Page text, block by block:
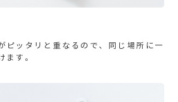
ピッタリと重なるので、同じ場所に一
ます。